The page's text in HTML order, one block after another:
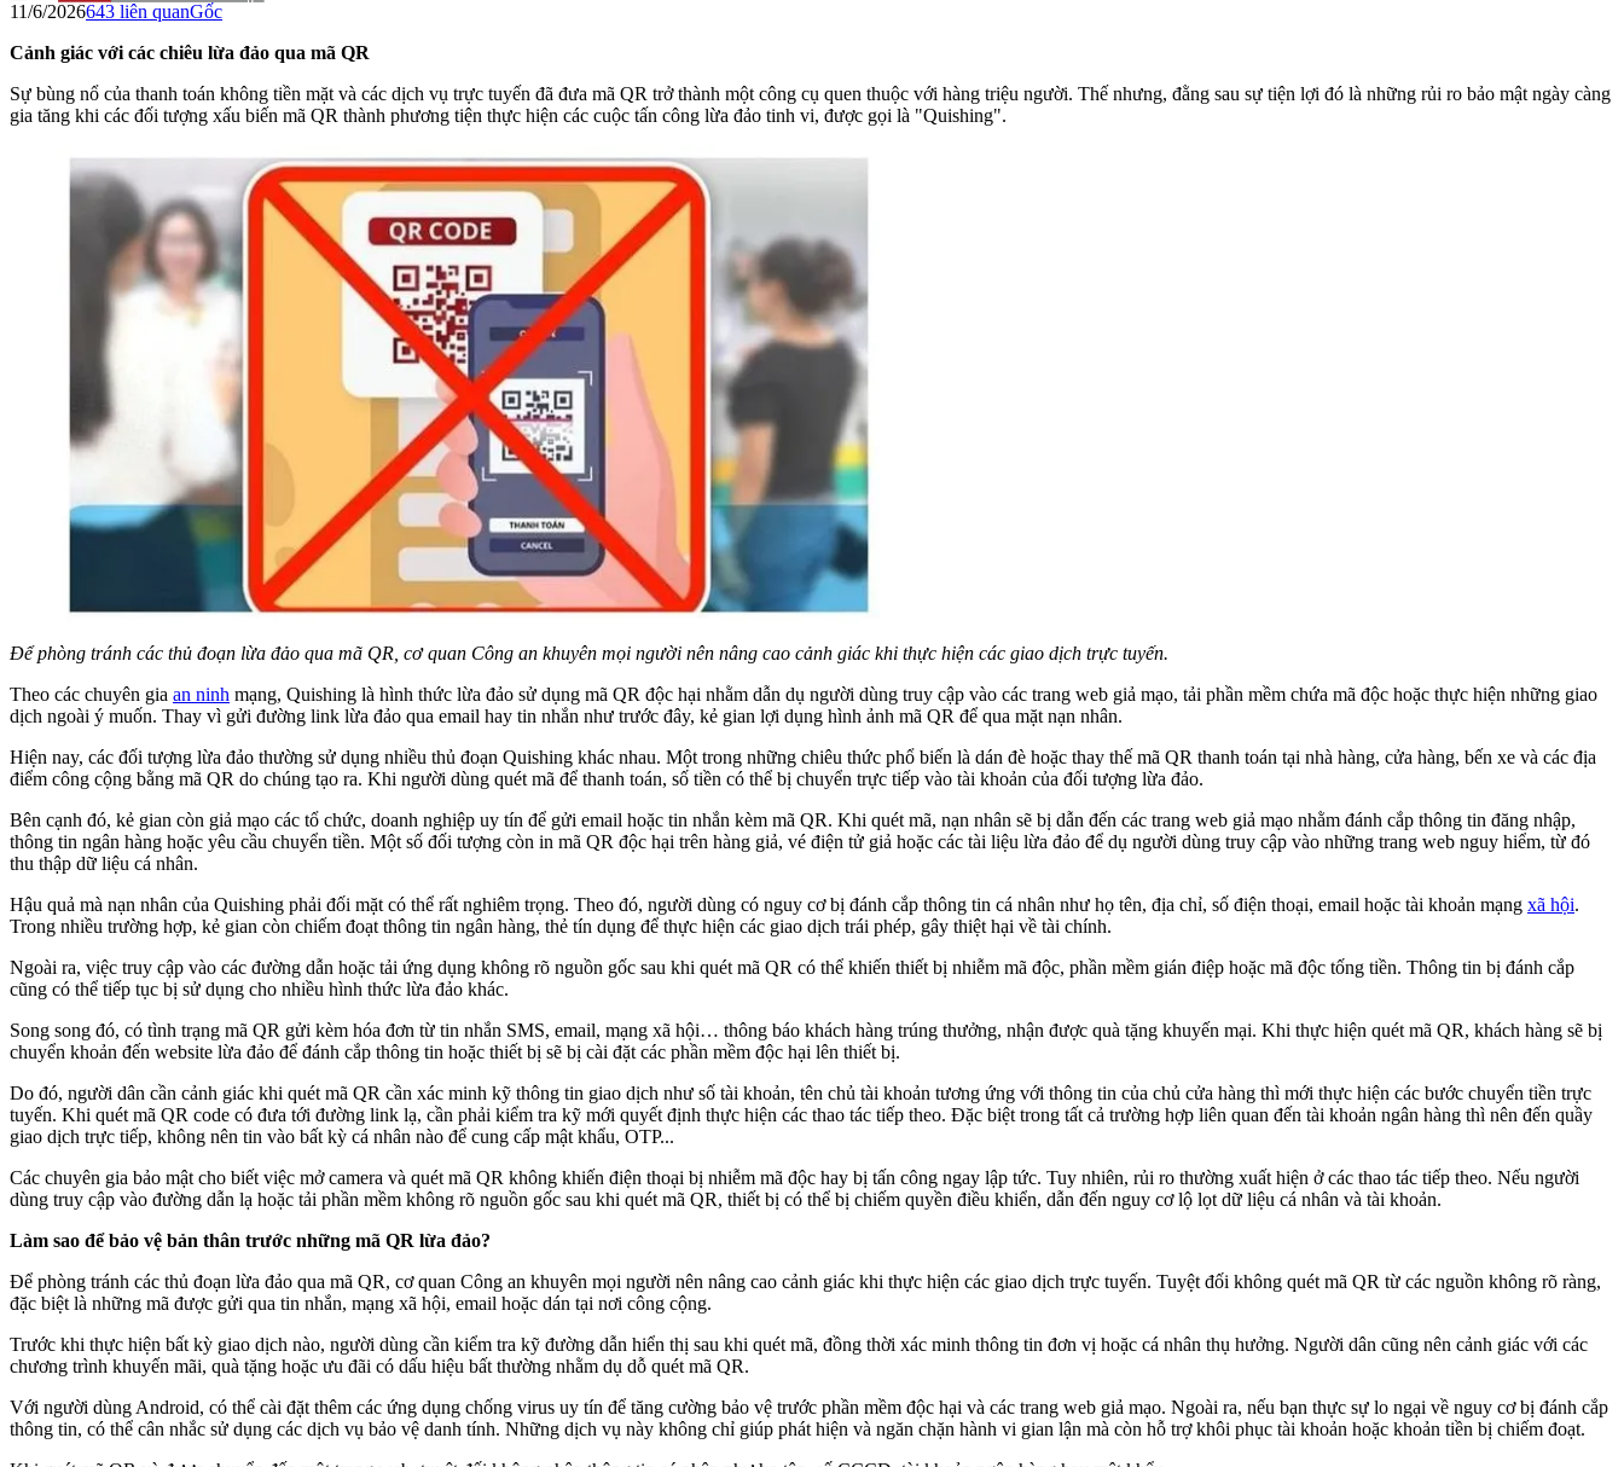
11/6/2026643 liên quanGốc
Cảnh giác với các chiêu lừa đảo qua mã QR
Sự bùng nổ của thanh toán không tiền mặt và các dịch vụ trực tuyến đã đưa mã QR trở thành một công cụ quen thuộc với hàng triệu người. Thế nhưng, đằng sau sự tiện lợi đó là những rủi ro bảo mật ngày càng
gia tăng khi các đối tượng xấu biến mã QR thành phương tiện thực hiện các cuộc tấn công lừa đảo tinh vi, được gọi là "Quishing".
Để phòng tránh các thủ đoạn lừa đảo qua mã QR, cơ quan Công an khuyên mọi người nên nâng cao cảnh giác khi thực hiện các giao dịch trực tuyến.
Theo các chuyên gia an ninh mạng, Quishing là hình thức lừa đảo sử dụng mã QR độc hại nhằm dẫn dụ người dùng truy cập vào các trang web giả mạo, tải phần mềm chứa mã độc hoặc thực hiện những giao
dịch ngoài ý muốn. Thay vì gửi đường link lừa đảo qua email hay tin nhắn như trước đây, kẻ gian lợi dụng hình ảnh mã QR để qua mặt nạn nhân.
Hiện nay, các đối tượng lừa đảo thường sử dụng nhiều thủ đoạn Quishing khác nhau. Một trong những chiêu thức phổ biến là dán đè hoặc thay thế mã QR thanh toán tại nhà hàng, cửa hàng, bến xe và các địa
điểm công cộng bằng mã QR do chúng tạo ra. Khi người dùng quét mã để thanh toán, số tiền có thể bị chuyển trực tiếp vào tài khoản của đối tượng lừa đảo.
Bên cạnh đó, kẻ gian còn giả mạo các tổ chức, doanh nghiệp uy tín để gửi email hoặc tin nhắn kèm mã QR. Khi quét mã, nạn nhân sẽ bị dẫn đến các trang web giả mạo nhằm đánh cắp thông tin đăng nhập,
thông tin ngân hàng hoặc yêu cầu chuyển tiền. Một số đối tượng còn in mã QR độc hại trên hàng giả, vé điện tử giả hoặc các tài liệu lừa đảo để dụ người dùng truy cập vào những trang web nguy hiểm, từ đó
thu thập dữ liệu cá nhân.
Hậu quả mà nạn nhân của Quishing phải đối mặt có thể rất nghiêm trọng. Theo đó, người dùng có nguy cơ bị đánh cắp thông tin cá nhân như họ tên, địa chỉ, số điện thoại, email hoặc tài khoản mạng xã hội.
Trong nhiều trường hợp, kẻ gian còn chiếm đoạt thông tin ngân hàng, thẻ tín dụng để thực hiện các giao dịch trái phép, gây thiệt hại về tài chính.
Ngoài ra, việc truy cập vào các đường dẫn hoặc tải ứng dụng không rõ nguồn gốc sau khi quét mã QR có thể khiến thiết bị nhiễm mã độc, phần mềm gián điệp hoặc mã độc tống tiền. Thông tin bị đánh cắp
cũng có thể tiếp tục bị sử dụng cho nhiều hình thức lừa đảo khác.
Song song đó, có tình trạng mã QR gửi kèm hóa đơn từ tin nhắn SMS, email, mạng xã hội… thông báo khách hàng trúng thưởng, nhận được quà tặng khuyến mại. Khi thực hiện quét mã QR, khách hàng sẽ bị
chuyển khoản đến website lừa đảo để đánh cắp thông tin hoặc thiết bị sẽ bị cài đặt các phần mềm độc hại lên thiết bị.
Do đó, người dân cần cảnh giác khi quét mã QR cần xác minh kỹ thông tin giao dịch như số tài khoản, tên chủ tài khoản tương ứng với thông tin của chủ cửa hàng thì mới thực hiện các bước chuyển tiền trực
tuyến. Khi quét mã QR code có đưa tới đường link lạ, cần phải kiểm tra kỹ mới quyết định thực hiện các thao tác tiếp theo. Đặc biệt trong tất cả trường hợp liên quan đến tài khoản ngân hàng thì nên đến quầy
giao dịch trực tiếp, không nên tin vào bất kỳ cá nhân nào để cung cấp mật khẩu, OTP...
Các chuyên gia bảo mật cho biết việc mở camera và quét mã QR không khiến điện thoại bị nhiễm mã độc hay bị tấn công ngay lập tức. Tuy nhiên, rủi ro thường xuất hiện ở các thao tác tiếp theo. Nếu người
dùng truy cập vào đường dẫn lạ hoặc tải phần mềm không rõ nguồn gốc sau khi quét mã QR, thiết bị có thể bị chiếm quyền điều khiển, dẫn đến nguy cơ lộ lọt dữ liệu cá nhân và tài khoản.
Làm sao để bảo vệ bản thân trước những mã QR lừa đảo?
Để phòng tránh các thủ đoạn lừa đảo qua mã QR, cơ quan Công an khuyên mọi người nên nâng cao cảnh giác khi thực hiện các giao dịch trực tuyến. Tuyệt đối không quét mã QR từ các nguồn không rõ ràng,
đặc biệt là những mã được gửi qua tin nhắn, mạng xã hội, email hoặc dán tại nơi công cộng.
Trước khi thực hiện bất kỳ giao dịch nào, người dùng cần kiểm tra kỹ đường dẫn hiển thị sau khi quét mã, đồng thời xác minh thông tin đơn vị hoặc cá nhân thụ hưởng. Người dân cũng nên cảnh giác với các
chương trình khuyến mãi, quà tặng hoặc ưu đãi có dấu hiệu bất thường nhằm dụ dỗ quét mã QR.
Với người dùng Android, có thể cài đặt thêm các ứng dụng chống virus uy tín để tăng cường bảo vệ trước phần mềm độc hại và các trang web giả mạo. Ngoài ra, nếu bạn thực sự lo ngại về nguy cơ bị đánh cắp
thông tin, có thể cân nhắc sử dụng các dịch vụ bảo vệ danh tính. Những dịch vụ này không chỉ giúp phát hiện và ngăn chặn hành vi gian lận mà còn hỗ trợ khôi phục tài khoản hoặc khoản tiền bị chiếm đoạt.